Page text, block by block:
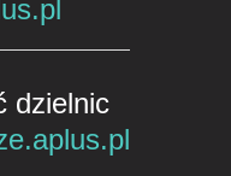
dzielnic